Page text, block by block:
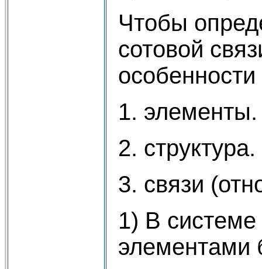
Чтобы
сотовой
1. элементы.
2. структура.
3. связи
1) В системе
элементами